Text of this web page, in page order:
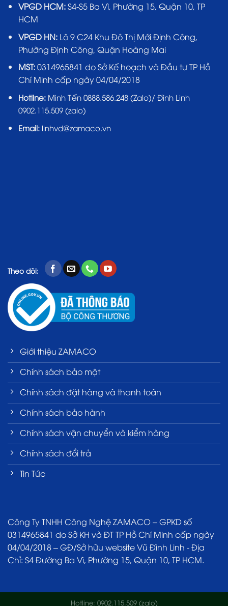
VPGD HCM:S4-S5 Ba Vì, Phường 15, Quận 10, TP
HCM
VPGD HN:Lô 9 C24 Khu Đô Thị Mới Định Công,
Phường Định Công, Quận Hoàng Mai
MST:0314965841 do Sở Kế hoạch và Đầu tư TP Hồ
Chí Minh cấp ngày 04/04/2018
Hotline: Minh Tiến 0888.586.248 (Zalo)/ Đình Linh
0902.115.509 (zalo)
Email:linhvd@zamaco.vn
Theo dõi:
Giới thiệu ZAMACO
Chính sách bảo mật
Chính sách đặt hàng và thanh toán
Chính sách bảo hành
Chính sách vận chuyển và kiểm hàng
Chính sách đổi trả
Tin Tức
Công Ty TNHH Công Nghệ ZAMACO – GPKD số
0314965841 do Sở KH và ĐT TP Hồ Chí Minh cấp ngày
04/04/2018 – GĐ/Sở hữu website Vũ Đình Linh - Địa
Chỉ: S4 Đường Ba Vì, Phường 15, Quận 10, TP HCM.
Hotline: 0902.115.509 (zalo)